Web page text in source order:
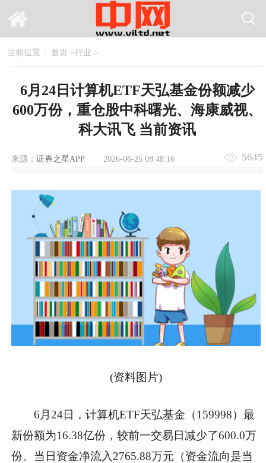
当前位置： 首页 >行业 >
6月24日计算机ETF天弘基金份额减少
600万份，重仓股中科曙光、海康威视、
科大讯飞 当前资讯
来源： 证券之星APP 2026-06-25 08:48:16 5645
(资料图片)
6月24日，计算机ETF天弘基金（159998）最
新份额为16.38亿份，较前一交易日减少了600.0万
份。当日资金净流入2765.88万元（资金流向是当